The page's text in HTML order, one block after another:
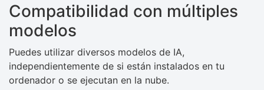
Compatibilidad con múltiples
modelos
Puedes utilizar diversos modelos de IA,
independientemente de si están instalados en tu
ordenador o se ejecutan en la nube.